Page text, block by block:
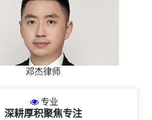
邓杰律师
专业
深耕厚积聚焦专注